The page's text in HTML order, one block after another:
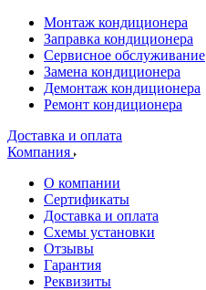
Монтаж кондиционера
Заправка кондиционера
Сервисное обслуживание
Замена кондиционера
Демонтаж кондиционера
Ремонт кондиционера
Доставка и оплата
Компания
О компании
Сертификаты
Доставка и оплата
Схемы установки
Отзывы
Гарантия
Реквизиты